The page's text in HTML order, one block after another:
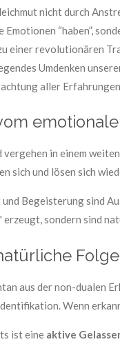
nicht durch
“haben”,
einer revolutionären
Umdenken
aller
in einem
sich und lösen sich
Begeisterung sind
sondern sind
Folge
aus der non-dualen
Wenn
ist eine aktive